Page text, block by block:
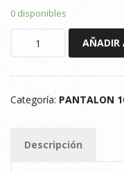
0 disponibles
MULTIBOLSILLOS
MARINO
AÑADIR
Categoría: PANTALON
Descripción